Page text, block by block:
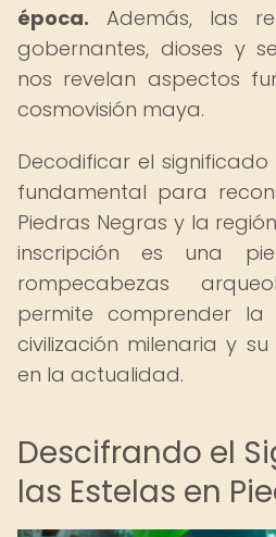
época. Además, las
gobernantes, dioses y
nos revelan aspectos
cosmovisión maya.
Decodificar el
fundamental para
Piedras Negras y la
inscripción es una
rompecabezas
permite comprender
civilización milenaria y
en la actualidad.
Descifrando el
las Estelas en